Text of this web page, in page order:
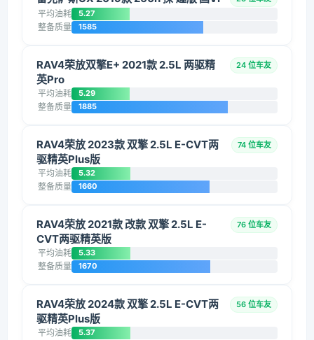
平均油耗 5.27
整备质量 1585
RAV4荣放双擎E+ 2021款 2.5L 两驱精
英Pro
24 位车友
平均油耗 5.29
整备质量 1885
RAV4荣放 2023款 双擎 2.5L E-CVT两
驱精英Plus版
74 位车友
平均油耗 5.32
整备质量 1660
RAV4荣放 2021款 改款 双擎 2.5L E-
CVT两驱精英版
76 位车友
平均油耗 5.33
整备质量 1670
RAV4荣放 2024款 双擎 2.5L E-CVT两
驱精英Plus版
56 位车友
平均油耗 5.37